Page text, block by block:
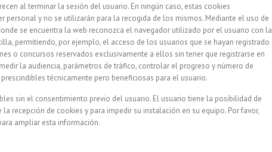
al terminar la sesión del usuario. En ningún caso, estas cookies
personal y no se utilizarán para la recogida de los mismos. Mediante el uso de
se encuentra la web reconozca el navegador utilizado por el usuario con la
permitiendo, por ejemplo, el acceso de los usuarios que se hayan registrado
o concursos reservados exclusivamente a ellos sin tener que registrarse en
la audiencia, parámetros de tráfico, controlar el progreso y número de
técnicamente pero beneficiosas para el usuario.
sin el consentimiento previo del usuario. El usuario tiene la posibilidad de
recepción de cookies y para impedir su instalación en su equipo. Por favor,
ampliar esta información.